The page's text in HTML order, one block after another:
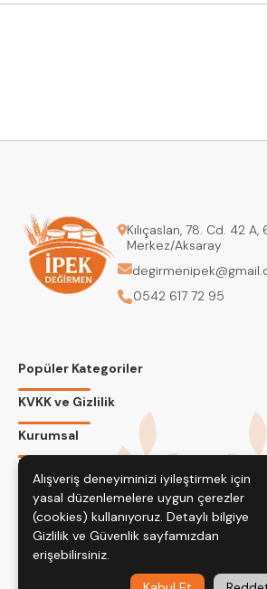
Kılıçaslan, 78. Cd. 42
Merkez/Aksaray
0542 617 72 95
Popüler Kategoriler
KVKK ve Gizlilik
Kurumsal
Bizi Takip Edin
Alışveriş deneyiminizi iyileştirmek için
yasal düzenlemelere uygun çerezler
(cookies) kullanıyoruz. Detaylı bilgiye
Gizlilik ve Güvenlik sayfamızdan
erişebilirsiniz.